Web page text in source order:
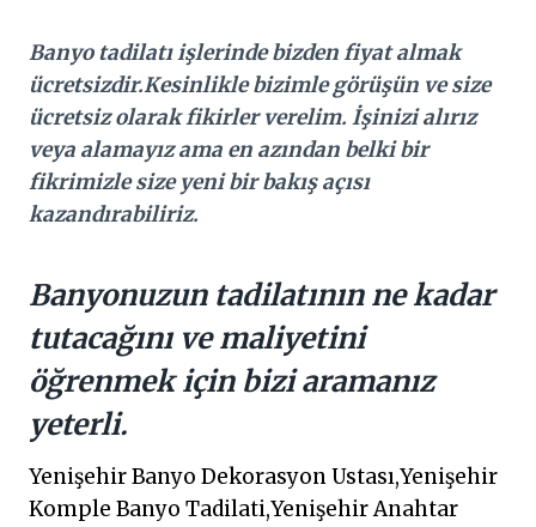
Banyo tadilatı işlerinde bizden fiyat almak
ücretsizdir.Kesinlikle bizimle görüşün ve size
ücretsiz olarak fikirler verelim. İşinizi alırız
veya alamayız ama en azından belki bir
fikrimizle size yeni bir bakış açısı
kazandırabiliriz.
Banyonuzun tadilatının ne kadar
tutacağını ve maliyetini
öğrenmek için bizi aramanız
yeterli.
Yenişehir Banyo Dekorasyon Ustası,Yenişehir
Komple Banyo Tadilati,Yenişehir Anahtar